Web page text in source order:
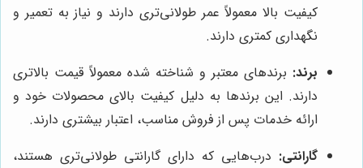
کیفیت بالا معمولاً عمر طولانی‌تری دارند و نیاز به تعمیر و
نگهداری کمتری دارند.
برند: برندهای معتبر و شناخته شده معمولاً قیمت بالاتری
دارند. این برندها به دلیل کیفیت بالای محصولات خود و
ارائه خدمات پس از فروش مناسب، اعتبار بیشتری دارند.
گارانتی: درب‌هایی که دارای گارانتی طولانی‌تری هستند،